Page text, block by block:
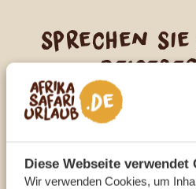
Diese Webseite verwendet
Wir verwenden Cookies, um
Sprechen
UNSERE EXPERTEN
DE:+49 3222